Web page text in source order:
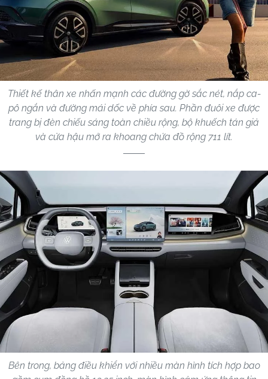
Thiết kế thân xe nhấn mạnh các đường gờ sắc nét, nắp ca-
pô ngắn và đường mái dốc về phía sau. Phần đuôi xe được
trang bị đèn chiếu sáng toàn chiều rộng, bộ khuếch tán giả
và cửa hậu mở ra khoang chứa đồ rộng 711 lít.
Bên trong, bảng điều khiển với nhiều màn hình tích hợp bao